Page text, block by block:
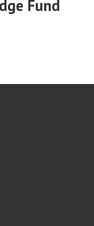
Fund